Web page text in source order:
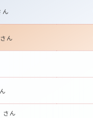
ん
さん
さん